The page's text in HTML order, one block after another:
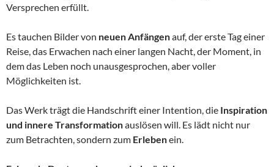
Versprechen erfüllt.
Es tauchen Bilder von neuen Anfängenauf, der erste Tag einer
Reise, das Erwachen nach einer langen Nacht, der Moment, in
dem das Leben noch unausgesprochen, aber voller
Möglichkeiten ist.
Das Werk trägt die Handschrift einer Intention, die Inspiration
und innere Transformationauslösen will. Es lädt nicht nur
zum Betrachten, sondern zum Erlebenein.